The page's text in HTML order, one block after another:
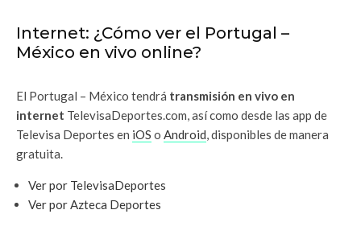
Internet: ¿Cómo ver el Portugal –
México en vivo online?
El Portugal – México tendrá transmisión en vivo en
internet TelevisaDeportes.com, así como desde las app de
Televisa Deportes en iOS o Android, disponibles de manera
gratuita.
Ver por TelevisaDeportes
Ver por Azteca Deportes